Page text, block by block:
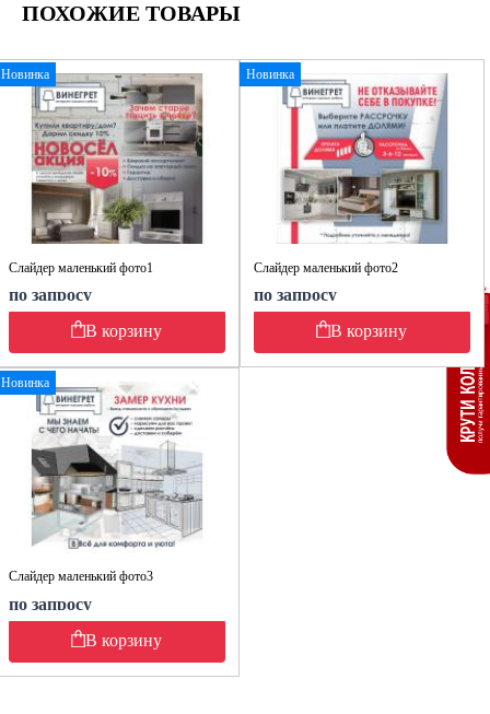
ПОХОЖИЕ ТОВАРЫ
Новинка
Слайдер маленький фото1
по запросу
В корзину
Новинка
Слайдер маленький фото2
по запросу
В корзину
Новинка
Слайдер маленький фото3
по запросу
В корзину